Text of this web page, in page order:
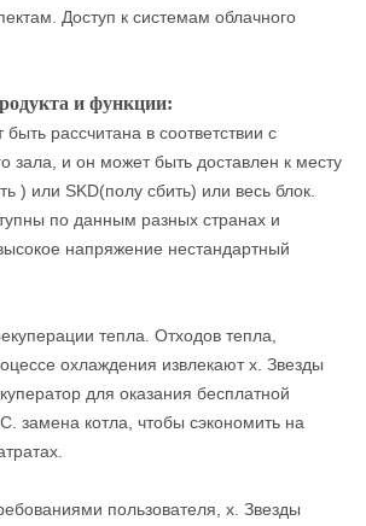
Доступ к системам облачного
и функции:
рассчитана в соответствии с
зала, и он может быть доставлен к месту
) или SKD(полу сбить) или весь блок.
по данным разных странах и
напряжение нестандартный
тепла. Отходов тепла,
охлаждения извлекают х. Звезды
для оказания бесплатной
замена котла, чтобы сэкономить на
пользователя, х. Звезды